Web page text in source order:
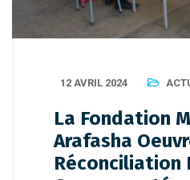
12 AVRIL 2024
La Fondation
Arafasha
Réconciliation